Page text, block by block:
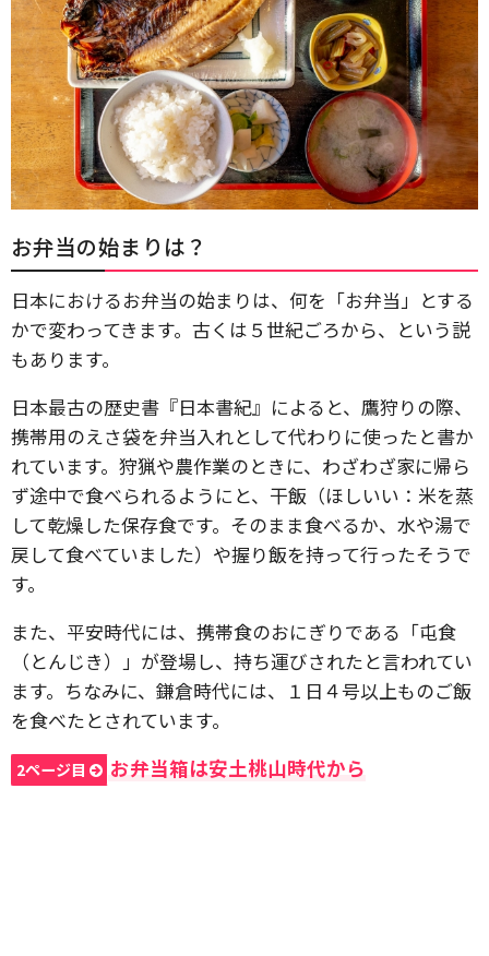
お弁当の始まりは？
日本におけるお弁当の始まりは、何を「お弁当」とする
かで変わってきます。古くは５世紀ごろから、という説
もあります。
日本最古の歴史書『日本書紀』によると、鷹狩りの際、
携帯用のえさ袋を弁当入れとして代わりに使ったと書か
れています。狩猟や農作業のときに、わざわざ家に帰ら
ず途中で食べられるようにと、干飯（ほしいい：米を蒸
して乾燥した保存食です。そのまま食べるか、水や湯で
戻して食べていました）や握り飯を持って行ったそうで
す。
また、平安時代には、携帯食のおにぎりである「屯食
（とんじき）」が登場し、持ち運びされたと言われてい
ます。ちなみに、鎌倉時代には、１日４号以上ものご飯
を食べたとされています。
2ページ目 お弁当箱は安土桃山時代から